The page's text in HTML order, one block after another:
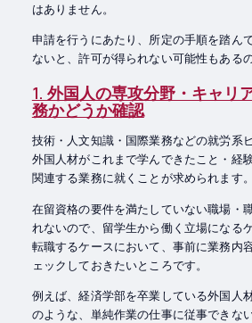
はありません。
申請を行うにあたり、所定の手順を踏ん
ないと、許可が得られない可能性もある
1. 外国人の専攻分野・キャリ
務かどうか確認
技術・人文知識・国際業務などの就労系
外国人材がこれまで学んできたこと・経
関連する業務に就くことが求められます。
在留資格の要件を満たしていない職場・
れないので、留学生から働く立場になる
転職するケースにおいて、事前に業務内
ェックしておきたいところです。
例えば、経済学部を卒業している外国人
のような、単純作業の仕事に従事できな